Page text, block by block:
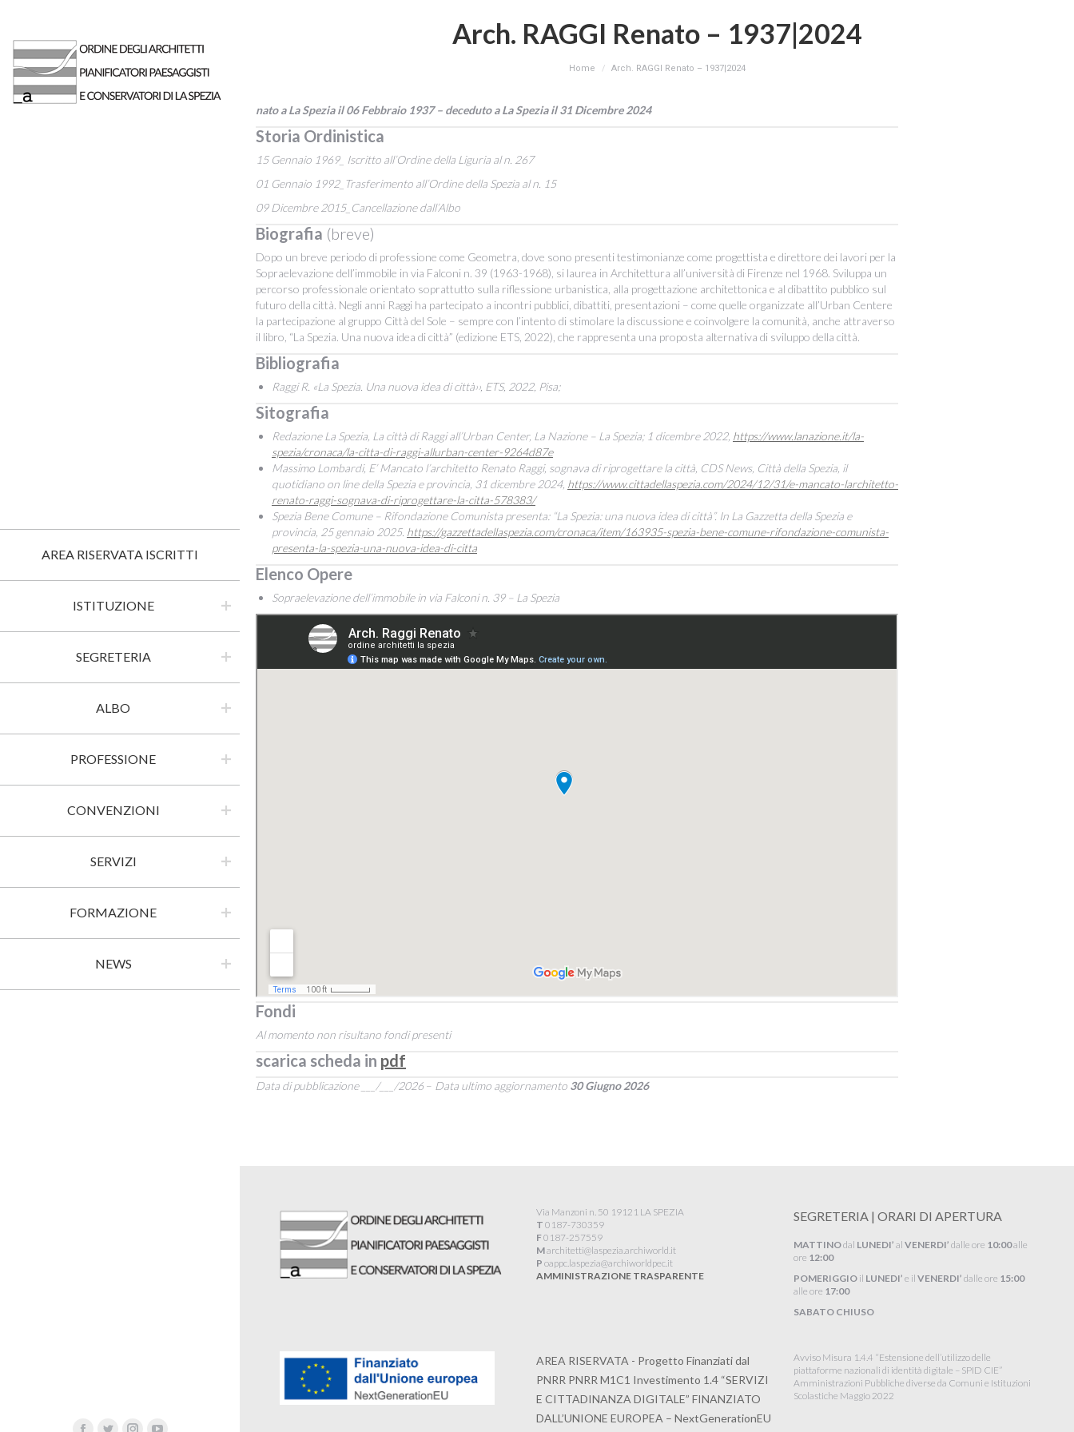
AREA RISERVATA ISCRITTI
ISTITUZIONE
SEGRETERIA
ALBO
PROFESSIONE
CONVENZIONI
SERVIZI
FORMAZIONE
NEWS
Arch. RAGGI Renato – 1937|2024
Home Arch. RAGGI Renato – 1937|2024
nato a La Spezia il 06 Febbraio 1937 – deceduto a La Spezia il 31 Dicembre 2024
Storia Ordinistica
15 Gennaio 1969_ Iscritto all’Ordine della Liguria al n. 267
01 Gennaio 1992_Trasferimento all’Ordine della Spezia al n. 15
09 Dicembre 2015_Cancellazione dall’Albo
Biografia (breve)
Dopo un breve periodo di professione come Geometra, dove sono presenti testimonianze come progettista e direttore dei lavori per la
Sopraelevazione dell’immobile in via Falconi n. 39 (1963-1968), si laurea in Architettura all’università di Firenze nel 1968. Sviluppa un
percorso professionale orientato soprattutto sulla riflessione urbanistica, alla progettazione architettonica e al dibattito pubblico sul
futuro della città. Negli anni Raggi ha partecipato a incontri pubblici, dibattiti, presentazioni – come quelle organizzate all’Urban Centere
la partecipazione al gruppo Città del Sole – sempre con l’intento di stimolare la discussione e coinvolgere la comunità, anche attraverso
il libro, “La Spezia. Una nuova idea di città” (edizione ETS, 2022), che rappresenta una proposta alternativa di sviluppo della città.
Bibliografia
Raggi R. «La Spezia. Una nuova idea di città››, ETS, 2022, Pisa;
Sitografia
Redazione La Spezia, La città di Raggi all’Urban Center, La Nazione – La Spezia; 1 dicembre 2022, https://www.lanazione.it/la-
spezia/cronaca/la-citta-di-raggi-allurban-center-9264d87e
Massimo Lombardi, E’ Mancato l’architetto Renato Raggi, sognava di riprogettare la città, CDS News, Città della Spezia, il
quotidiano on line della Spezia e provincia, 31 dicembre 2024, https://www.cittadellaspezia.com/2024/12/31/e-mancato-larchitetto-
renato-raggi-sognava-di-riprogettare-la-citta-578383/
Spezia Bene Comune – Rifondazione Comunista presenta: “La Spezia: una nuova idea di città”. In La Gazzetta della Spezia e
provincia, 25 gennaio 2025. https://gazzettadellaspezia.com/cronaca/item/163935-spezia-bene-comune-rifondazione-comunista-
presenta-la-spezia-una-nuova-idea-di-citta
Elenco Opere
Sopraelevazione dell’immobile in via Falconi n. 39 – La Spezia
Fondi
Al momento non risultano fondi presenti
scarica scheda in pdf
Data di pubblicazione ___/___/2026 – Data ultimo aggiornamento 30 Giugno 2026
Via Manzoni n. 50 19121 LA SPEZIA
T 0187-730359
F0187-257559
Marchitetti@laspezia.archiworld.it
P oappc.laspezia@archiworldpec.it​
AMMINISTRAZIONE TRASPARENTE
SEGRETERIA | ORARI DI APERTURA
MATTINOdal LUNEDI’ al VENERDI’ dalle ore 10:00alle
ore 12:00
POMERIGGIOil LUNEDI’ e il VENERDI’ dalle ore 15:00
alle ore 17:00
SABATO CHIUSO
AREA RISERVATA - Progetto Finanziati dal
PNRR PNRR M1C1 Investimento 1.4 “SERVIZI
E CITTADINANZA DIGITALE” FINANZIATO
DALL’UNIONE EUROPEA – NextGenerationEU
Avviso Misura 1.4.4 “Estensione dell’utilizzo delle
piattaforme nazionali di identità digitale – SPID CIE”
Amministrazioni Pubbliche diverse da Comuni e Istituzioni
Scolastiche Maggio 2022